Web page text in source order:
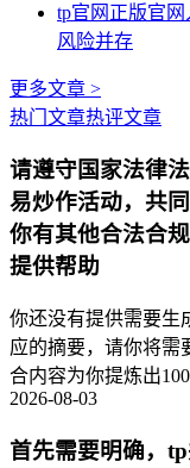
tp官网正版官
风险并存
更多文章 >
热门文章热评文章
请遵守国家法律
易炒作活动，共
你有其他合法合
提供帮助
你还没有提供需要生
应的摘要，请你将需
合内容为你提炼出
2026-08-03
首先需要明确，